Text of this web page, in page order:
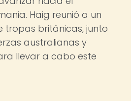
Haig reunió a un
tropas británicas, junto
australianas y
llevar a cabo este